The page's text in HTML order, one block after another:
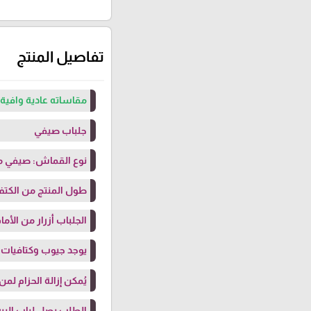
تفاصيل المنتج
مقاساته عادية
جلباب صيفي
نوع القماش:
طول المنتج من الكتف: 142 سم (بلبس حتى
الجلباب أزرار من
يوجد جيوب وكتافيات
يُمكن إزالة الحزام